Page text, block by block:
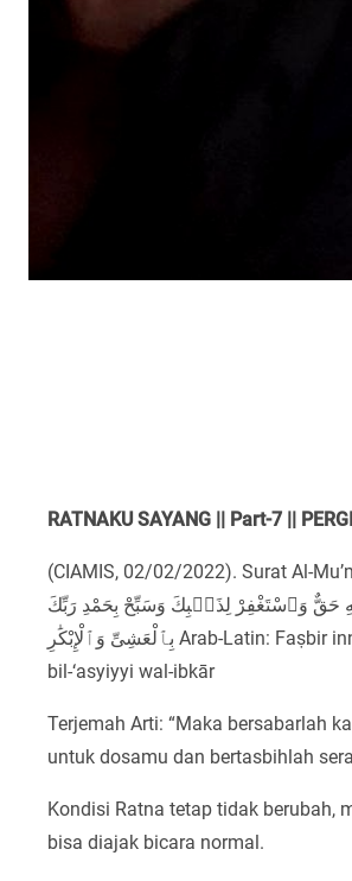
RATNAKU SAYANG || Part-7 ||
(CIAMIS, 02/02/2022). Surat Al-
حَقٌّ وَٱسْتَغْفِرْ لِذَنۢبِكَ وَسَبِّحْ بِحَمْدِ رَبِّكَ
بِٱلْعَشِىِّ وَٱلْإِبْكَٰرِ Arab-Latin: Faṣbir inna wa’dallāhi ḥaqquw wastagfir liżambika wa sabbiḥ biḥamdi rabbika
bil-‘asyiyyi wal-ibkār
Terjemah Arti: “Maka bersabarlah
untuk dosamu dan bertasbihlah
Kondisi Ratna tetap tidak berubah,
bisa diajak bicara normal.